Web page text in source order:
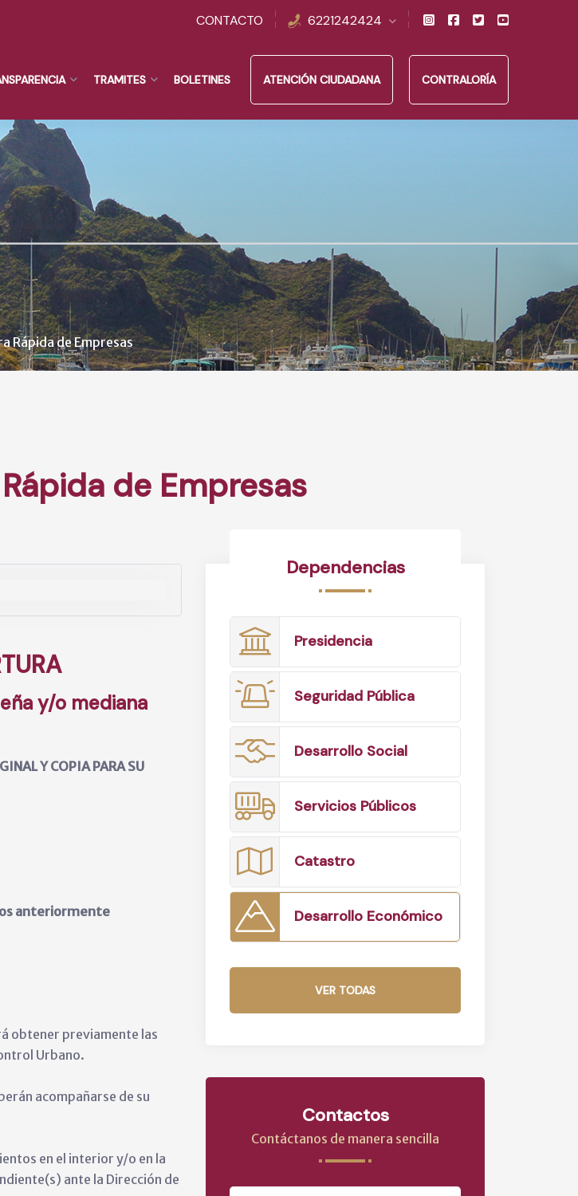
CONTACTO 6221242424
TRAMITES BOLETINES ATENCIÓN CIUDADANA CONTRALORÍA
Rápida de Empresas
de Empresas
y/o mediana
Y COPIA PARA SU
anteriormente
obtener previamente las
Urbano.
acompañarse de su
en el interior y/o en la
ante la Dirección de
Dependencias
Presidencia
Seguridad Pública
Desarrollo Social
Servicios Públicos
Catastro
Desarrollo Económico
VER TODAS
Contactos
Contáctanos de manera sencilla